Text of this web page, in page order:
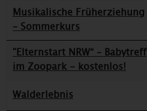
Musikalische Früherziehung
– Sommerkurs
"Elternstart NRW“ – Babytreff
im Zoopark - kostenlos!
Walderlebnis